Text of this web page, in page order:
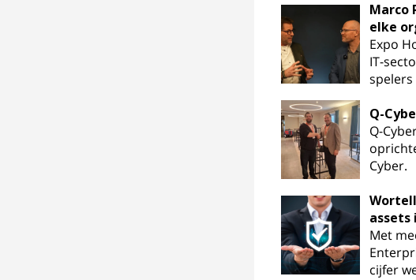
Marco
elke
Expo
IT-
Q-
Q-
Cyber.
assets
Met
cijfer